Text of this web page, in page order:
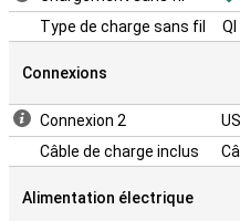
Type de charge sans fil
QI
Connexions
Connexion 2
Câble de charge inclus
Alimentation électrique